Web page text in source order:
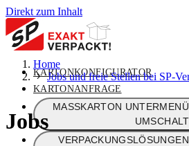
Direkt zum Inhalt
KARTONKONFIGURATOR
KARTONANFRAGE
MASSKARTON
VERPACKUNGSLÖSUNGEN
Home
Jobs und freie Stellen bei SP-
Jobs